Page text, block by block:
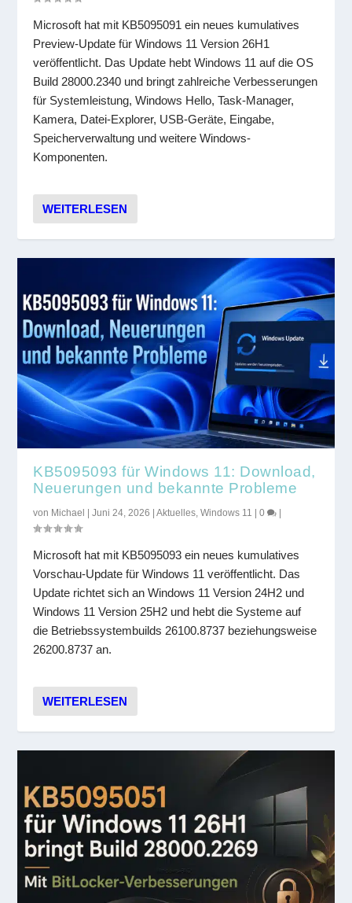
Microsoft hat mit KB5095091 ein neues kumulatives
Preview-Update für Windows 11 Version 26H1
veröffentlicht. Das Update hebt Windows 11 auf die OS
Build 28000.2340 und bringt zahlreiche Verbesserungen
für Systemleistung, Windows Hello, Task-Manager,
Kamera, Datei-Explorer, USB-Geräte, Eingabe,
Speicherverwaltung und weitere Windows-
Komponenten.
WEITERLESEN
KB5095093 für Windows 11: Download,
Neuerungen und bekannte Probleme
von Michael |Juni 24, 2026 |Aktuelles ,Windows 11 |0 |
Microsoft hat mit KB5095093 ein neues kumulatives
Vorschau-Update für Windows 11 veröffentlicht. Das
Update richtet sich an Windows 11 Version 24H2 und
Windows 11 Version 25H2 und hebt die Systeme auf
die Betriebssystembuilds 26100.8737 beziehungsweise
26200.8737 an.
WEITERLESEN